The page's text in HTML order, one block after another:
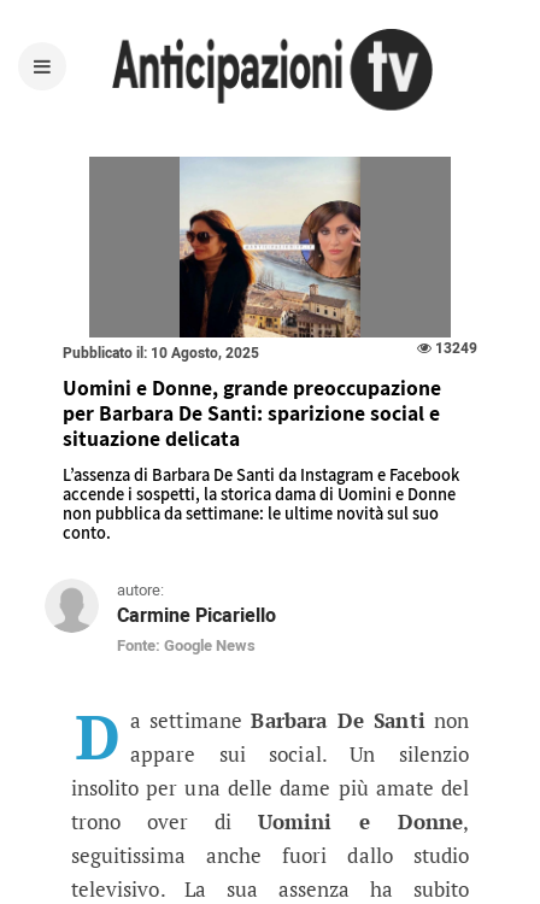
Pubblicato il: 10 Agosto, 2025 13249
Uomini e Donne, grande preoccupazione
per Barbara De Santi: sparizione social e
situazione delicata
L’assenza di Barbara De Santi da Instagram e Facebook
accende i sospetti, la storica dama di Uomini e Donne
non pubblica da settimane: le ultime novità sul suo
conto.
autore:
Carmine Picariello
Fonte: Google News
Uomini e Donne, grande
D a settimaneBarbara De Santinon
appare sui social. Un silenzio
insolito per una delle dame più amate del
trono over di Uomini e Donne,
seguitissima anche fuori dallo studio
televisivo. La sua assenza ha subito